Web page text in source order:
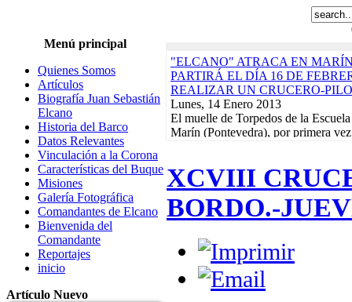
Menú principal
Quienes Somos
Artículos
Biografía Juan Sebastián
Elcano
Historia del Barco
Datos Relevantes
Vinculación a la Corona
Características del Buque
Misiones
Galería Fotográfica
Comandantes de Elcano
Bienvenida del
Comandante
Reportajes
inicio
Artículo Nuevo
"ELCANO" ATRACA EN
PARTIRÁ EL DÍA 16 DE
REALIZAR UN CRUCERO-
Lunes, 14 Enero 2013
El muelle de Torpedos de la
Marín (Pontevedra), por primera
EN EL INICIO DEL CRUCERO-
ACABARÁ EL 21 DE FEBRERO
Lunes, 17 Diciembre 2012
El buque-escuela de la Armada
Arsenal de La Carraca, en San
Actividades de la Asociación.
Martes, 10 Enero 2012
EXPOSICIONES, REGATAS Y
XCVIII
BORDO.-